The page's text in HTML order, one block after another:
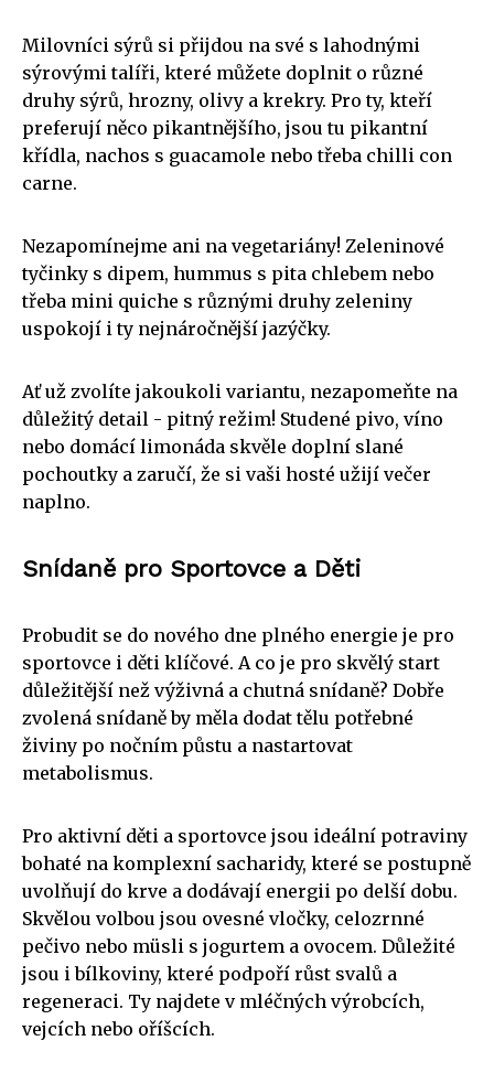
Milovníci sýrů si přijdou na své s lahodnými
sýrovými talíři, které můžete doplnit o různé
druhy sýrů, hrozny, olivy a krekry. Pro ty, kteří
preferují něco pikantnějšího, jsou tu pikantní
křídla, nachos s guacamole nebo třeba chilli con
carne.
Nezapomínejme ani na vegetariány! Zeleninové
tyčinky s dipem, hummus s pita chlebem nebo
třeba mini quiche s různými druhy zeleniny
uspokojí i ty nejnáročnější jazýčky.
Ať už zvolíte jakoukoli variantu, nezapomeňte na
důležitý detail - pitný režim! Studené pivo, víno
nebo domácí limonáda skvěle doplní slané
pochoutky a zaručí, že si vaši hosté užijí večer
naplno.
Snídaně pro Sportovce a Děti
Probudit se do nového dne plného energie je pro
sportovce i děti klíčové. A co je pro skvělý start
důležitější než výživná a chutná snídaně? Dobře
zvolená snídaně by měla dodat tělu potřebné
živiny po nočním půstu a nastartovat
metabolismus.
Pro aktivní děti a sportovce jsou ideální potraviny
bohaté na komplexní sacharidy, které se postupně
uvolňují do krve a dodávají energii po delší dobu.
Skvělou volbou jsou ovesné vločky, celozrnné
pečivo nebo müsli s jogurtem a ovocem. Důležité
jsou i bílkoviny, které podpoří růst svalů a
regeneraci. Ty najdete v mléčných výrobcích,
vejcích nebo oříšcích.